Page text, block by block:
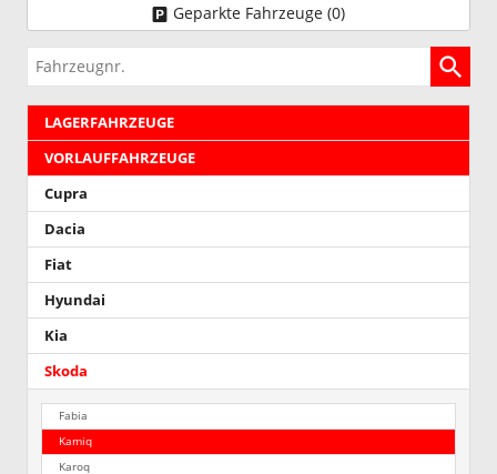
Geparkte Fahrzeuge (0)
Fahrzeugnr.
LAGERFAHRZEUGE
VORLAUFFAHRZEUGE
Cupra
Dacia
Fiat
Hyundai
Kia
Skoda
Fabia
Kamiq
Karoq